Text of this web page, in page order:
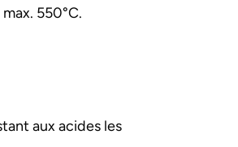
550°C.
aux acides les